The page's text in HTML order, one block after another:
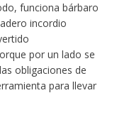
funciona bárbaro
incordio
por un lado se
obligaciones de
para llevar